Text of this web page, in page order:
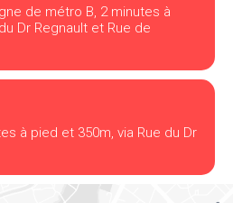
de métro B, 2 minutes à
Dr Regnault et Rue de
à pied et 350m, via Rue du Dr